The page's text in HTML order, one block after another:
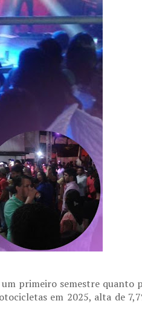
primeiro semestre quanto
em 2025, alta de